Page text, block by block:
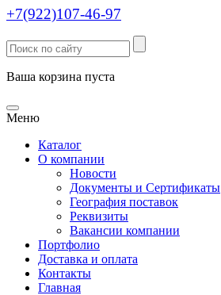
+7(922)107-46-97
Ваша корзина пуста
Меню
Каталог
О компании
Новости
Документы и Сертификаты
География поставок
Реквизиты
Вакансии компании
Портфолио
Доставка и оплата
Контакты
Главная